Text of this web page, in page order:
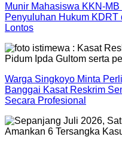
Munir Mahasiswa KKN-
Penyuluhan Hukum
Lontos
Warga Singkoyo Minta
Banggai Kasat Reskrim
Secara Profesional